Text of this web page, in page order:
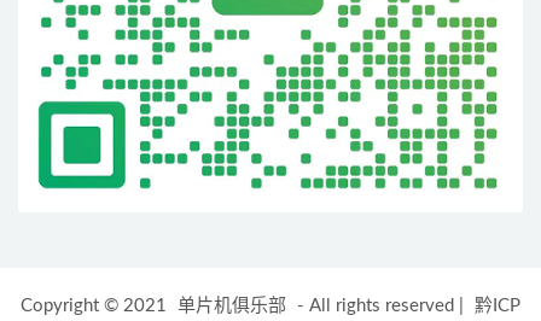
Copyright © 2021 单片机俱乐部 - All rights reserved 黔ICP